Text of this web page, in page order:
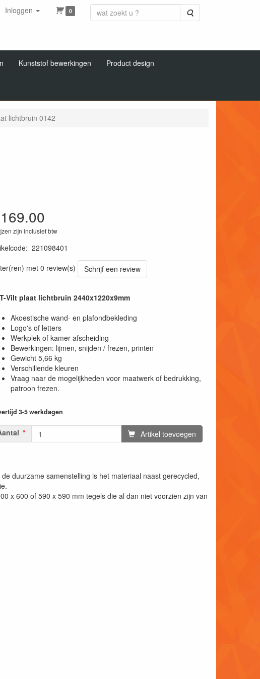
Inloggen 0 Zoeken
Kunststof bewerkingen Product design
lichtbruin 0142
169.00
zijn inclusief btw
: 221098401
met 0 review(s)
Schrijf een review
Vilt plaat lichtbruin 2440x1220x9mm
Akoestische wand- en plafondbekleding
Logo's of letters
Werkplek of kamer afscheiding
Bewerkingen: lijmen, snijden / frezen, printen
Gewicht 5,66 kg
Verschillende kleuren
Vraag naar de mogelijkheden voor maatwerk of bedrukking,
patroon frezen.
3-5 werkdagen
Artikel toevoegen
duurzame samenstelling is het materiaal naast gerecycled,
x 600 of 590 x 590 mm tegels die al dan niet voorzien zijn van